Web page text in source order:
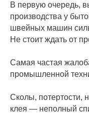
В первую очередь,
производства у
швейных машин
Не стоит ждать от
Самая частая
промышленной
Сколы, потертости,
клея — неполный